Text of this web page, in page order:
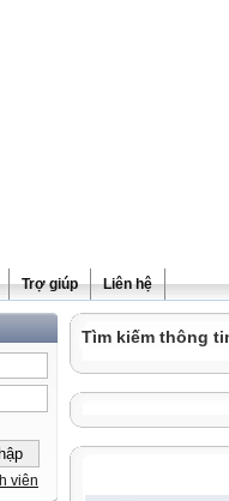
Trợ giúp Liên hệ
viên
Tìm kiếm thông